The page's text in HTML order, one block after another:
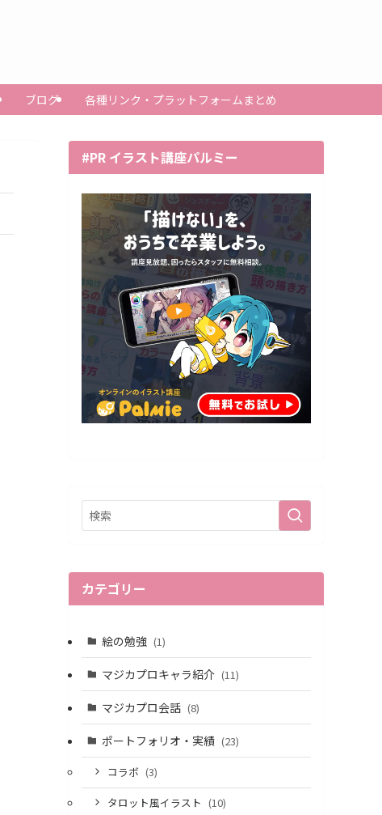
ブログ 各種リンク・プラットフォームまとめ
#PR イラスト講座パルミー
カテゴリー
絵の勉強 (1)
マジカプロキャラ紹介 (11)
マジカプロ会話 (8)
ポートフォリオ・実績 (23)
コラボ (3)
タロット風イラスト (10)